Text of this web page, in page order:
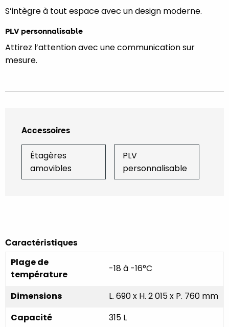
S’intègre à tout espace avec un design moderne.
PLV personnalisable
Attirez l’attention avec une communication sur
mesure.
Accessoires
Étagères
amovibles
PLV
personnalisable
Caractéristiques
Plage de
température
-18 à -16°C
Dimensions
L. 690 x H. 2 015 x P. 760 mm
Capacité
315 L